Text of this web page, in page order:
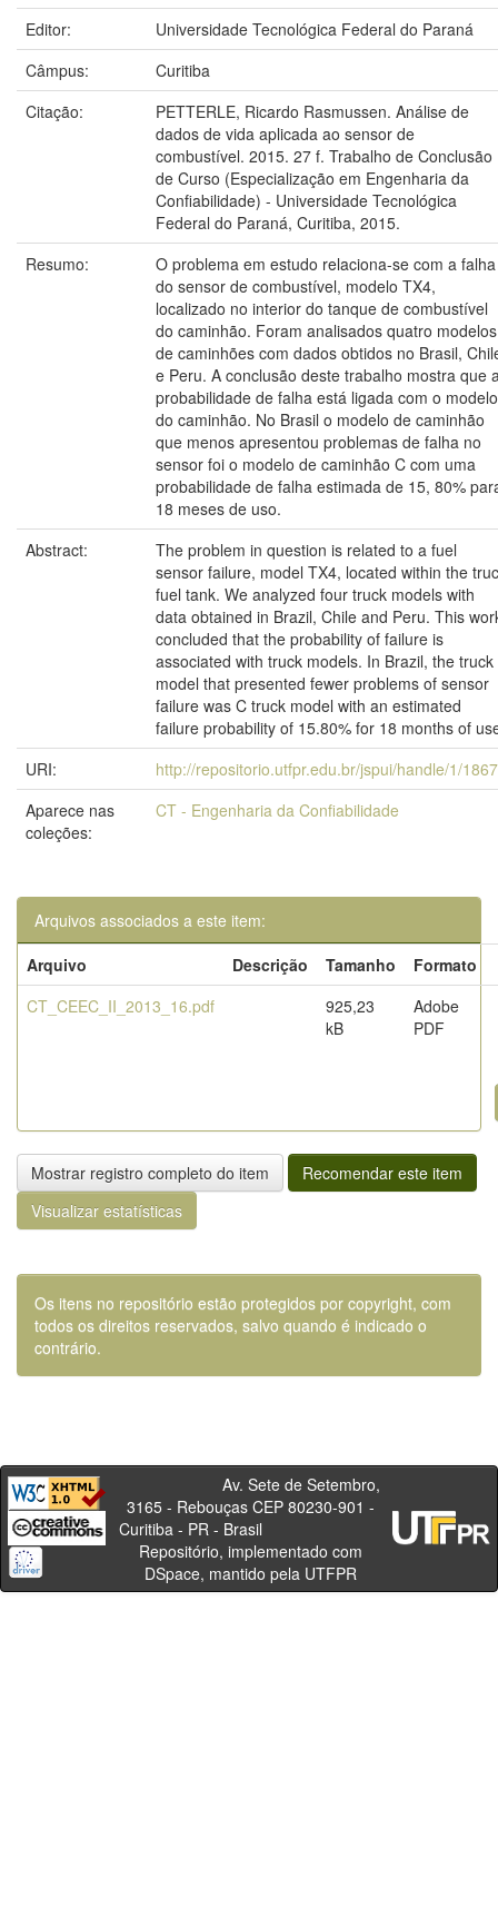
Editor:
Universidade Tecnológica Federal do Paraná
Câmpus:
Curitiba
Citação:
PETTERLE, Ricardo Rasmussen. Análise de
dados de vida aplicada ao sensor de
combustível. 2015. 27 f. Trabalho de Conclusão
de Curso (Especialização em Engenharia da
Confiabilidade) - Universidade Tecnológica
Federal do Paraná, Curitiba, 2015.
Resumo:
O problema em estudo relaciona-se com a falha
do sensor de combustível, modelo TX4,
localizado no interior do tanque de combustível
do caminhão. Foram analisados quatro modelos
de caminhões com dados obtidos no Brasil,
e Peru. A conclusão deste trabalho mostra que
probabilidade de falha está ligada com o modelo
do caminhão. No Brasil o modelo de caminhão
que menos apresentou problemas de falha no
sensor foi o modelo de caminhão C com uma
probabilidade de falha estimada de 15, 80%
18 meses de uso.
Abstract:
The problem in question is related to a fuel
sensor failure, model TX4, located within the
fuel tank. We analyzed four truck models with
data obtained in Brazil, Chile and Peru. This
concluded that the probability of failure is
associated with truck models. In Brazil, the truck
model that presented fewer problems of sensor
failure was C truck model with an estimated
failure probability of 15.80% for 18 months of
URI:
http://repositorio.utfpr.edu.br/jspui/handle/1/
Aparece nas
coleções:
CT - Engenharia da Confiabilidade
Arquivos associados a este item:
Arquivo
Descrição Tamanho
Formato
CT_CEEC_II_2013_16.pdf
925,23
kB
Adobe
PDF
Mostrar registro completo do item
Recomendar este item
Visualizar estatísticas
Os itens no repositório estão protegidos por copyright, com
todos os direitos reservados, salvo quando é indicado o
contrário.
Av. Sete de Setembro,
3165 - Rebouças CEP 80230-901 -
Curitiba - PR - Brasil
Repositório, implementado com
DSpace, mantido pela UTFPR